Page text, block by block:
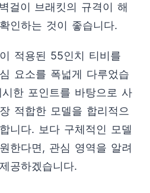
걸이 브래킷의 규격이 해
인하는 것이 좋습니다.
적용된 55인치 티비를
요소를 폭넓게 다루었습
한 포인트를 바탕으로 사
적합한 모델을 합리적으
니다. 보다 구체적인 모델
한다면, 관심 영역을 알려
공하겠습니다.